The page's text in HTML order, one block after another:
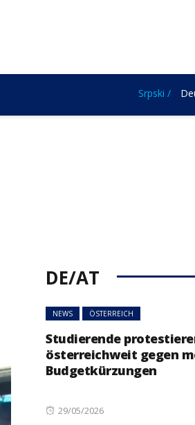
Srpski /
DE/AT
NEWS ÖSTERREICH
Studierende
österreichweit gegen
Budgetkürzungen
Posted
29/05/2026